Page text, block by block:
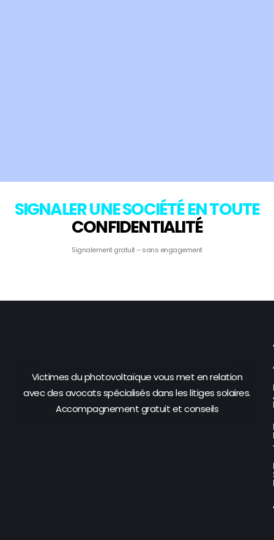
SIGNALER UNE SOCIÉTÉ EN TOUTE
CONFIDENTIALITÉ
Signalement gratuit – sans engagement
Victimes du photovoltaïque vous met en relation
avec des avocats spécialisés dans les litiges solaires.
Accompagnement gratuit et conseils